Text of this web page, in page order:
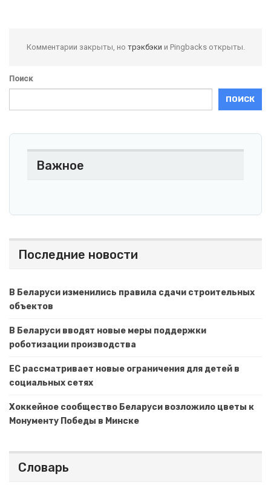
Комментарии закрыты, но трэкбэки и Pingbacks открыты.
Поиск
ПОИСК
Важное
Последние новости
В Беларуси изменились правила сдачи строительных
объектов
В Беларуси вводят новые меры поддержки
роботизации производства
ЕС рассматривает новые ограничения для детей в
социальных сетях
Хоккейное сообщество Беларуси возложило цветы к
Монументу Победы в Минске
Словарь